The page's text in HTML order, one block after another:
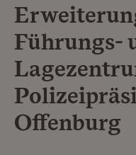
Führungs-
Offenburg